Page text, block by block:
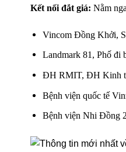
Kết nối đắt giá: Nằm
Vincom Đồng Khởi,
Landmark 81, Phố đi
ĐH RMIT, ĐH Kinh
Bệnh viện quốc tế
Bệnh viện Nhi Đồng